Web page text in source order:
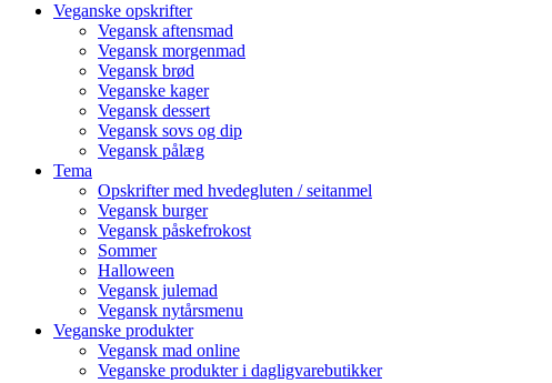
Veganske opskrifter
Vegansk aftensmad
Vegansk morgenmad
Vegansk brød
Veganske kager
Vegansk dessert
Vegansk sovs og dip
Vegansk pålæg
Tema
Opskrifter med hvedegluten / seitanmel
Vegansk burger
Vegansk påskefrokost
Sommer
Halloween
Vegansk julemad
Vegansk nytårsmenu
Veganske produkter
Vegansk mad online
Veganske produkter i dagligvarebutikker